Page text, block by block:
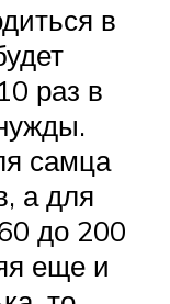
в
раз в
самца
а для
до 200
еще и